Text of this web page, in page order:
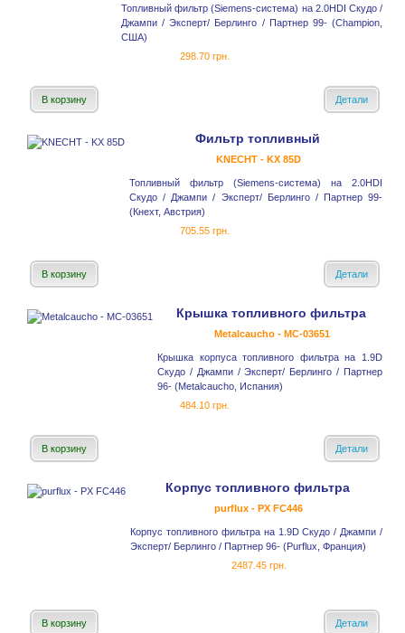
Топливный фильтр (Siemens-система) на 2.0HDI Скудо /
Джампи / Эксперт/ Берлинго / Партнер 99- (Champion,
США)
298.70 грн.
В корзину Детали
Фильтр топливный
KNECHT - KX 85D
Топливный фильтр (Siemens-система) на 2.0HDI
Скудо / Джампи / Эксперт/ Берлинго / Партнер 99-
(Кнехт, Австрия)
705.55 грн.
В корзину Детали
Крышка топливного фильтра
Metalcaucho - MC-03651
Крышка корпуса топливного фильтра на 1.9D
Скудо / Джампи / Эксперт/ Берлинго / Партнер
96- (Metalcaucho, Испания)
484.10 грн.
В корзину Детали
Корпус топливного фильтра
purflux - PX FC446
Корпус топливного фильтра на 1.9D Скудо / Джампи /
Эксперт/ Берлинго / Партнер 96- (Purflux, Франция)
2487.45 грн.
В корзину Детали